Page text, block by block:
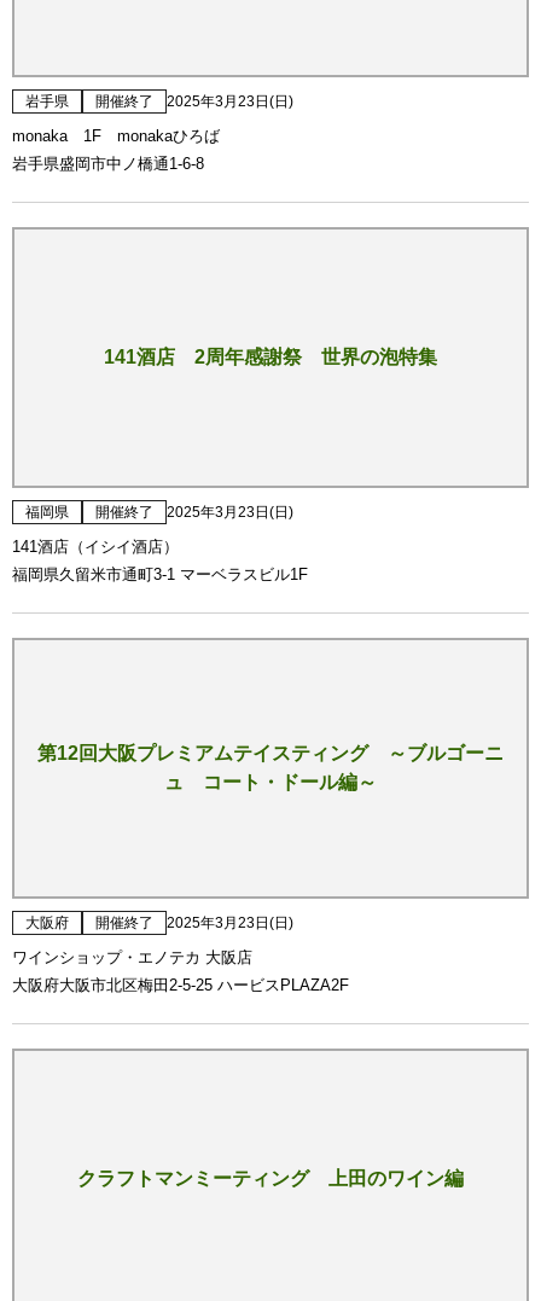
岩手県 開催終了 2025年3月23日(日)
monaka 1F monakaひろば
岩手県盛岡市中ノ橋通1-6-8
141酒店 2周年感謝祭 世界の泡特集
福岡県 開催終了 2025年3月23日(日)
141酒店（イシイ酒店）
福岡県久留米市通町3-1 マーベラスビル1F
第12回大阪プレミアムテイスティング ～ブルゴーニ
ュ コート・ドール編～
大阪府 開催終了 2025年3月23日(日)
ワインショップ・エノテカ 大阪店
大阪府大阪市北区梅田2-5-25 ハービスPLAZA2F
クラフトマンミーティング 上田のワイン編